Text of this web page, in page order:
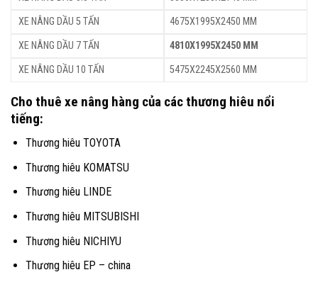
XE NÂNG DẦU 5 TẤN
4675X1995X2450 MM
XE NÂNG DẦU 7 TẤN
4810X1995X2450 MM
XE NÂNG DẦU 10 TẤN
5475X2245X2560 MM
Cho thuê xe nâng hàng của các thương hiêu nổi
tiếng:
Thương hiêuTOYOTA
Thương hiêu KOMATSU
Thương hiêu LINDE
Thương hiêu MITSUBISHI
Thương hiêu NICHIYU
Thương hiêu EP – china